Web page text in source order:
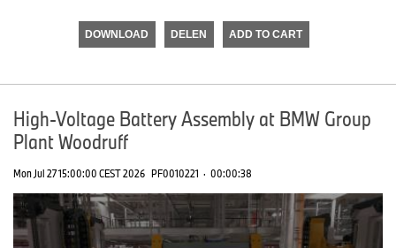
DOWNLOAD DELEN ADD TO CART
High-Voltage Battery Assembly at BMW Group
Plant Woodruff
Mon Jul 27 15:00:00 CEST 2026 PF0010221 · 00:00:38